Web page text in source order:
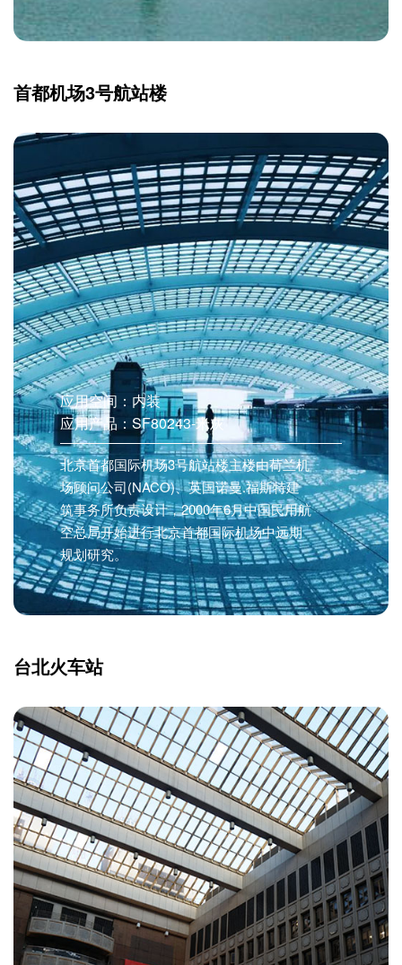
首都机场3号航站楼
应用空间：内装
应用产品：SF80243-米灰
北京首都国际机场3号航站楼主楼由荷兰机
场顾问公司(NACO)、英国诺曼.福斯特建
筑事务所负责设计，2000年6月中国民用航
空总局开始进行北京首都国际机场中远期
规划研究。
台北火车站